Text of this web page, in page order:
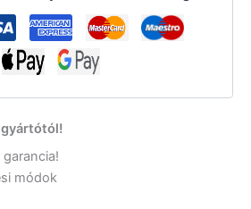
módok